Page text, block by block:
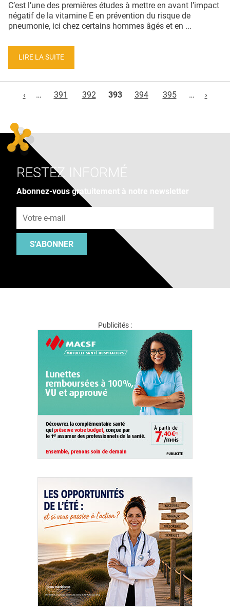
C’est l’une des premières études à mettre en avant l’impact
négatif de la vitamine E en prévention du risque de
pneumonie, ici chez certains hommes âgés et en ...
LIRE LA SUITE
‹
… 391 392 393 394 395 … ›
RESTEZ INFORMÉ
Abonnez-vous gratuitement à notre newsletter
S'ABONNER
Publicités :